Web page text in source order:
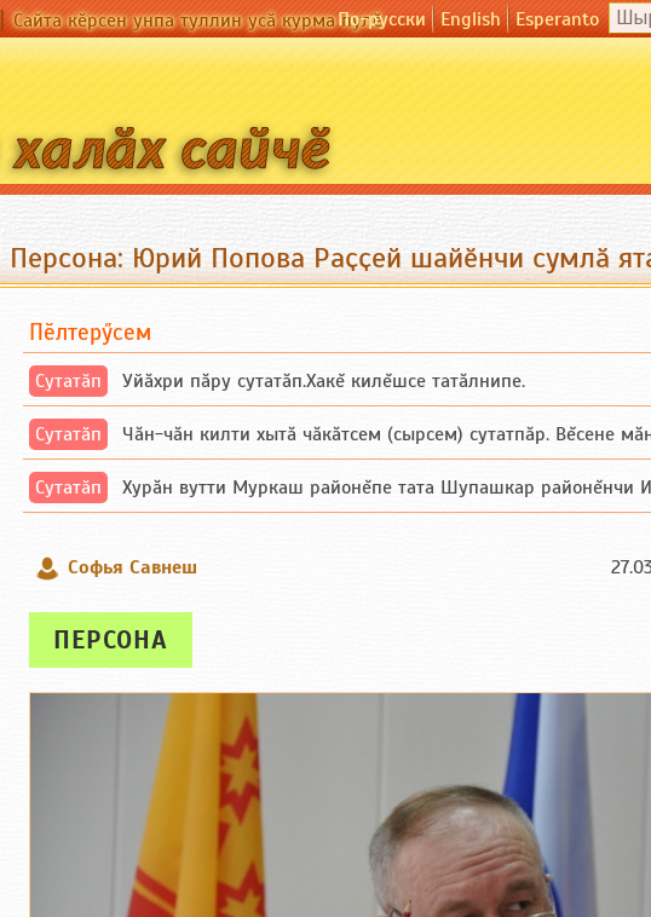
Сайта кӗрсен унпа туллин усӑ курма пулӗПо-русски English Esperanto
Персона: Юрий Попова Раҫҫей шайӗнчи сумлӑ
Пӗлтерӳсем
Сутатӑп Уйăхри пăру сутатăп.Хакĕ килĕшсе татăлнипе.
Сутатӑп Чăн-чăн килти хытă чăкăтсем (сырсем) сутатпăр. Вĕсене
Сутатӑп Хурăн вутти Муркаш районĕпе тата Шупашкар районĕнчи
Софья Савнеш
ПЕРСОНА